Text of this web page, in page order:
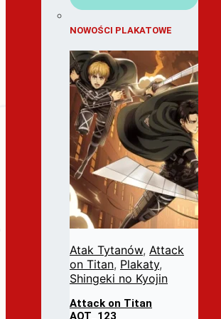
NOWOŚCI PLAKATOWE
Atak Tytanów, Attack
on Titan, Plakaty,
Shingeki no Kyojin
Attack on Titan
AOT_123